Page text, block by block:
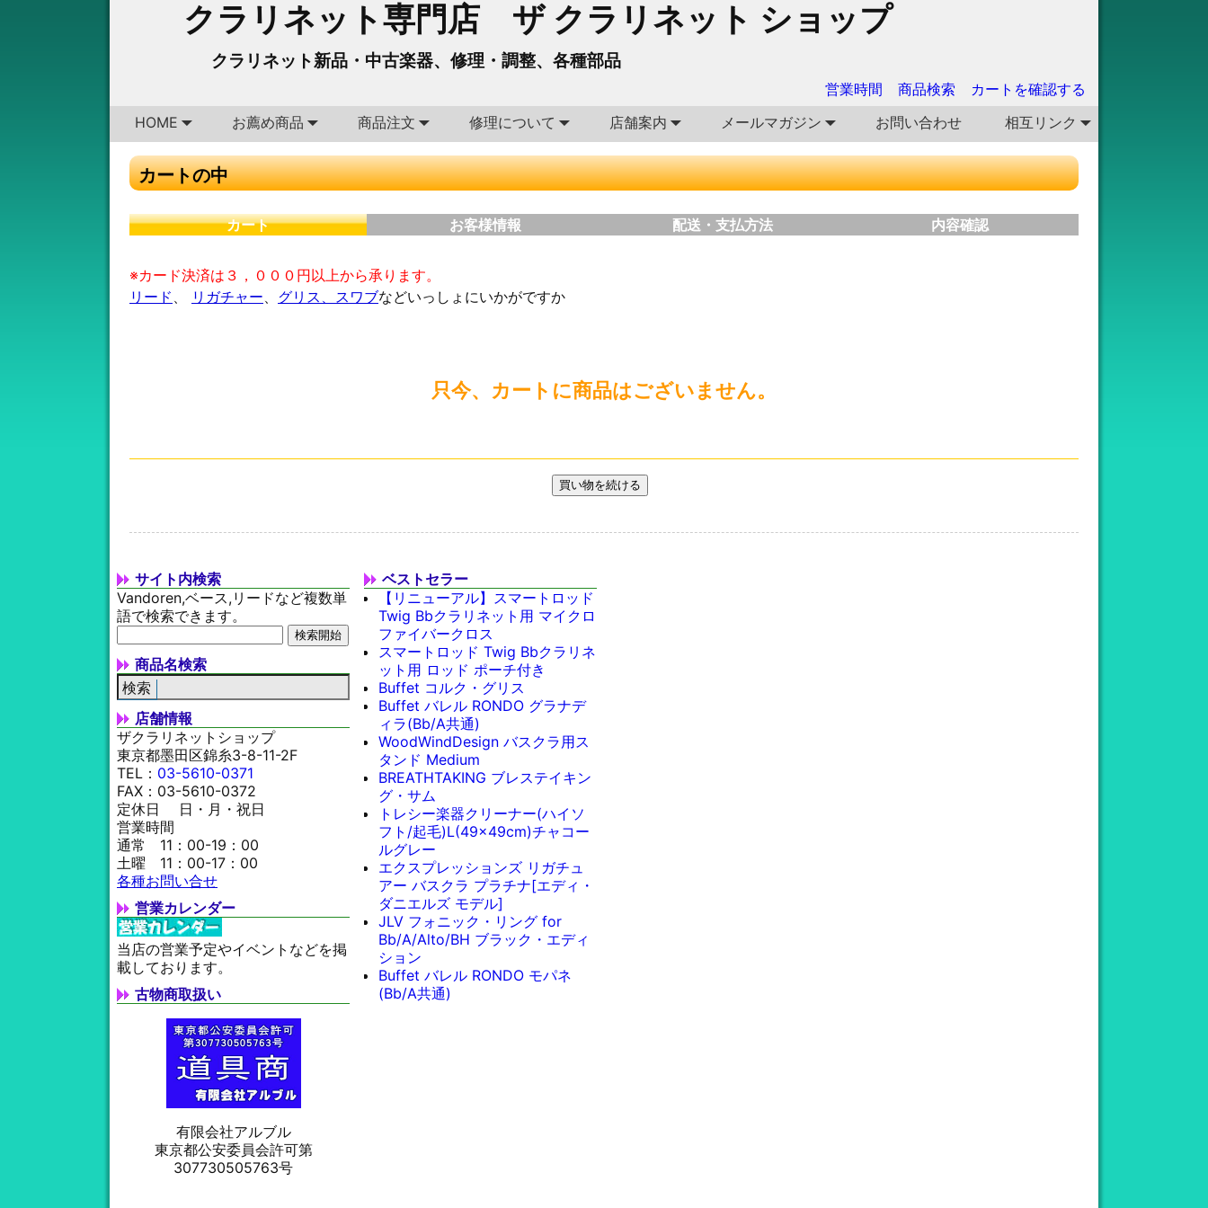
クラリネット専門店 ザ クラリネット ショップ
クラリネット新品・中古楽器、修理・調整、各種部品
営業時間 商品検索
カートを確認する
HOME
お薦め商品 商品注文 修理について 店舗案内 メールマガジン お問い合わせ 相互リンク
カートの中
カート お客様情報 配送・支払方法 内容確認
※カード決済は３，０００円以上から承ります。
リード
リガチャー グリス、スワブなどいっしょにいかがですか
只今、カートに商品はございません。
サイト内検索
Vandoren,ベース,リードなど複数単
語で検索できます。
商品名検索
店舗情報
ザクラリネットショップ
東京都墨田区錦糸3-8-11-2F
TEL： 03-5610-0371
FAX：03-5610-0372
定休日 日・月・祝日
営業時間
通常 11：00-19：00
土曜 11：00-17：00
各種お問い合せ
営業カレンダー
当店の営業予定やイベントなどを掲
載しております。
古物商取扱い
有限会社アルブル
東京都公安委員会許可第
307730505763号
ベストセラー
【リニューアル】スマートロッド
Twig Bbクラリネット用 マイクロ
ファイバークロス
スマートロッド Twig Bbクラリネ
ット用 ロッド ポーチ付き
Buffet コルク・グリス
Buffet バレル RONDO グラナデ
ィラ(Bb/A共通)
WoodWindDesign バスクラ用ス
タンド Medium
BREATHTAKING ブレステイキン
グ・サム
トレシー楽器クリーナー(ハイソ
フト/起毛)L(49x49cm)チャコー
ルグレー
エクスプレッションズ リガチュ
アー バスクラ プラチナ[エディ・
ダニエルズ モデル]
JLV フォニック・リング for
Bb/A/Alto/BH ブラック・エディ
ション
Buffet バレル RONDO モパネ
(Bb/A共通)